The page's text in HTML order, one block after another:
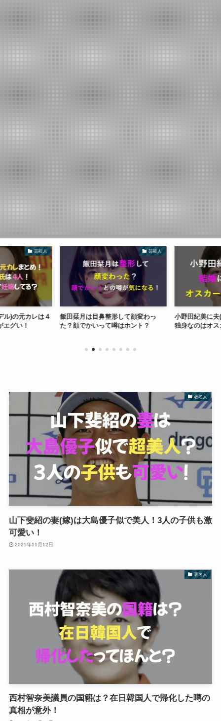
芸能人
)の元カレは４
グい！
芸能人
飯田栞月は目鼻整形して顔変わっ
た？顔でかいって噂はホント？
小野田紀美に夫
独身なのはオス
著名人
山下斐紹の妻(嫁)は大島優子似で美人！3人の子供も激
可愛い！
2025年11月12日
著名人
西村智奈美議員の国籍は？在日韓国人で帰化した噂の
真相が意外！